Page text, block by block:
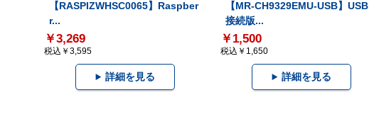
【RASPIZWHSC0065】Raspber
r...
￥3,269
税込￥3,595
詳細を見る
【MR-CH9329EMU-USB】USB
接続版...
￥1,500
税込￥1,650
詳細を見る